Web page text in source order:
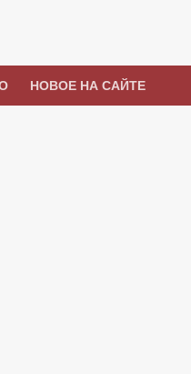
НОВОЕ НА САЙТЕ